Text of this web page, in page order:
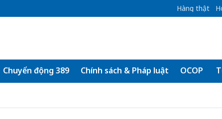
Hàng thật
Chuyển động 389 Chính sách & Pháp luật OCOP